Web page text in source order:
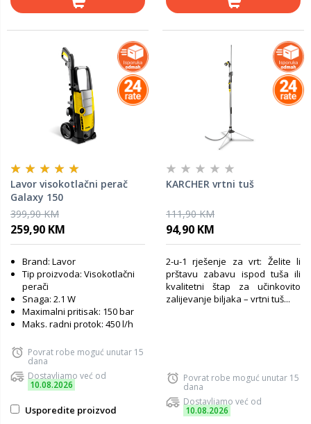
Lavor visokotlačni perač
Galaxy 150
399,90 KM
259,90 KM
Brand: Lavor
Tip proizvoda: Visokotlačni
perači
Snaga: 2.1 W
Maximalni pritisak: 150 bar
Maks. radni protok: 450 l/h
Povrat robe moguć unutar 15
dana
Dostavljamo već od
10.08.2026
Usporedite proizvod
KARCHER vrtni tuš
111,90 KM
94,90 KM
2-u-1 rješenje za vrt: Želite li
prštavu zabavu ispod tuša ili
kvalitetni štap za učinkovito
zalijevanje biljaka – vrtni tuš...
Povrat robe moguć unutar 15
dana
Dostavljamo već od
10.08.2026